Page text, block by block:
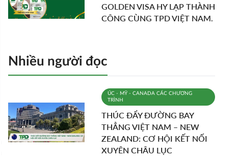
GOLDEN VISA HY LẠP THÀNH
CÔNG CÙNG TPD VIỆT NAM.
Nhiều người đọc
ÚC - MỸ - CANADA CÁC CHƯƠNG
TRÌNH
THÚC ĐẨY ĐƯỜNG BAY
THẲNG VIỆT NAM – NEW
ZEALAND: CƠ HỘI KẾT NỐI
XUYÊN CHÂU LỤC